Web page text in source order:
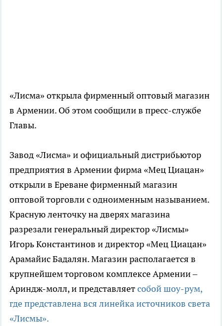
«Лисма» открыла фирменный оптовый магазин
в Армении. Об этом сообщили в пресс-службе
Главы.
Завод «Лисма» и официальный дистрибьютор
предприятия в Армении фирма «Мец Циацан»
открыли в Ереване фирменный магазин
оптовой торговли с одноименным называнием.
Красную ленточку на дверях магазина
разрезали генеральный директор «Лисмы»
Игорь Константинов и директор «Мец Циацан»
Арамайис Бадалян. Магазин располагается в
крупнейшем торговом комплексе Армении –
Ариндж-молл, и представляетсобой шоу-рум,
где представлена вся линейка источников света
«Лисмы».